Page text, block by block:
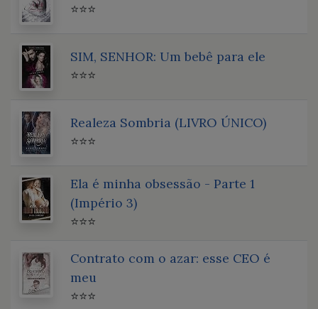
⭐⭐⭐
SIM, SENHOR: Um bebê para ele
⭐⭐⭐
Realeza Sombria (LIVRO ÚNICO)
⭐⭐⭐
Ela é minha obsessão - Parte 1
(Império 3)
⭐⭐⭐
Contrato com o azar: esse CEO é
meu
⭐⭐⭐